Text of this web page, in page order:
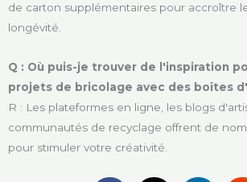
de carton supplémentaires pour accroître
longévité.
Q : Où puis-je trouver de l'inspiration
projets de bricolage avec des boîtes
R : Les plateformes en ligne, les blogs
communautés de recyclage offrent de
pour stimuler votre créativité.